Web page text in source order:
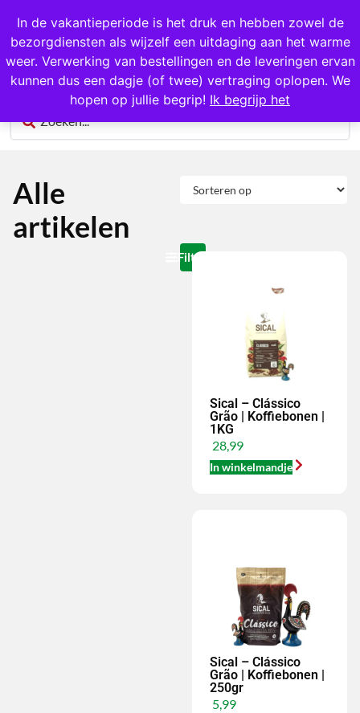
In de vakantieperiode is het druk en hebben zowel de
bezorgdiensten als wijzelf een uitdaging aan het warme
weer. Verwerking van bestellingen en de leveringen ervan
kunnen dus een dagje (of twee) vertraging oplopen. We
hopen op jullie begrip! Ik begrijp het
1000+ producten op voorraad
0
Alle
artikelen
Filteren
Sical – Clássico
Grão | Koffiebonen |
1KG
28,99
In winkelmandje
Sical – Clássico
Grão | Koffiebonen |
250gr
5,99